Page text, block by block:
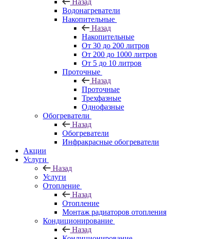
Назад
Водонагреватели
Накопительные
Назад
Накопительные
От 30 до 200 литров
От 200 до 1000 литров
От 5 до 10 литров
Проточные
Назад
Проточные
Трехфазные
Однофазные
Обогреватели
Назад
Обогреватели
Инфракрасные обогреватели
Акции
Услуги
Назад
Услуги
Отопление
Назад
Отопление
Монтаж радиаторов отопления
Кондиционирование
Назад